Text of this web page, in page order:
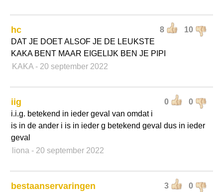
8 10
hc
DAT JE DOET ALSOF JE DE LEUKSTE
KAKA BENT MAAR EIGELIJK BEN JE PIPI
KAKA - 20 september 2022
0 0
iig
i.i.g. betekend in ieder geval van omdat i
is in de ander i is in ieder g betekend geval dus in ieder
geval
liona - 20 september 2022
3 0
bestaanservaringen